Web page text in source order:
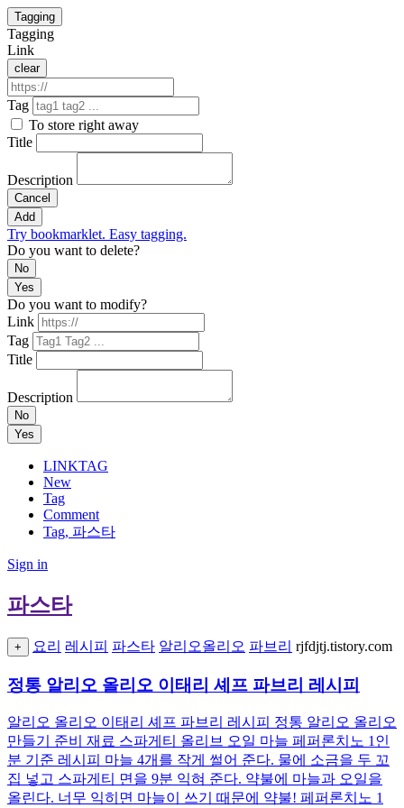
Tagging
Tagging
Link
clear
Tag
To store right away
Title
Description
Cancel
Add
Try bookmarklet. Easy tagging.
Do you want to delete?
No
Yes
Do you want to modify?
Link
Tag
Title
Description
No
Yes
LINKTAG
New
Tag
Comment
Tag, 파스타
Sign in
파스타
+ 요리 레시피 파스타 알리오올리오 파브리 rjfdjtj.tistory.com
정통 알리오 올리오 이태리 셰프 파브리 레시피
알리오 올리오 이태리 셰프 파브리 레시피 정통 알리오 올리오
만들기 준비 재료 스파게티 올리브 오일 마늘 페퍼론치노 1인
분 기준 레시피 마늘 4개를 작게 썰어 준다. 물에 소금을 두 꼬
집 넣고 스파게티 면을 9분 익혀 준다. 약불에 마늘과 오일을
올린다. 너무 익히면 마늘이 쓰기 때문에 약불! 페퍼론치노 1